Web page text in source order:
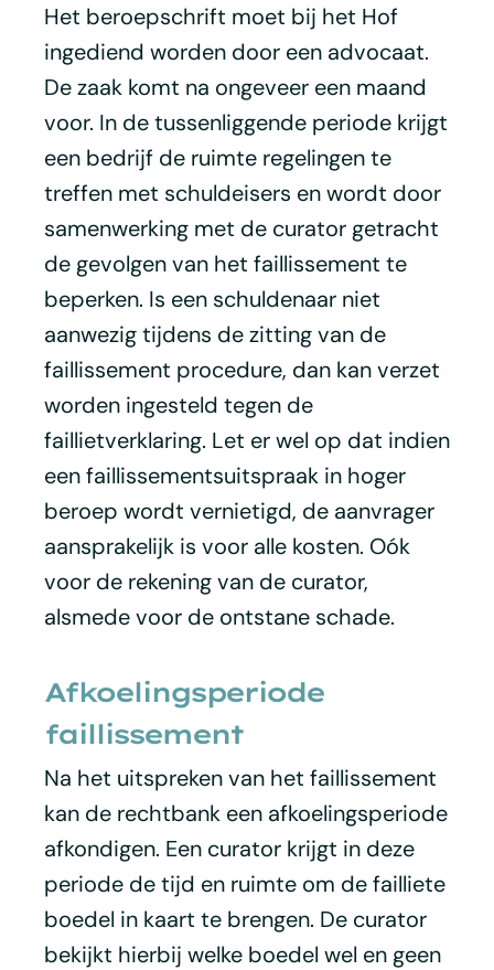
Het beroepschrift moet bij het Hof
ingediend worden door een advocaat.
De zaak komt na ongeveer een maand
voor. In de tussenliggende periode krijgt
een bedrijf de ruimte regelingen te
treffen met schuldeisers en wordt door
samenwerking met de curator getracht
de gevolgen van het faillissement te
beperken. Is een schuldenaar niet
aanwezig tijdens de zitting van de
faillissement procedure, dan kan verzet
worden ingesteld tegen de
faillietverklaring. Let er wel op dat indien
een faillissementsuitspraak in hoger
beroep wordt vernietigd, de aanvrager
aansprakelijk is voor alle kosten. Oók
voor de rekening van de curator,
alsmede voor de ontstane schade.
Afkoelingsperiode
faillissement
Na het uitspreken van het faillissement
kan de rechtbank een afkoelingsperiode
afkondigen. Een curator krijgt in deze
periode de tijd en ruimte om de failliete
boedel in kaart te brengen. De curator
bekijkt hierbij welke boedel wel en geen